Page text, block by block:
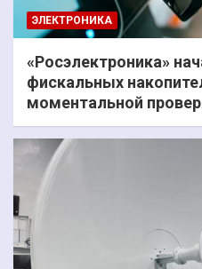
ЭЛЕКТРОНИКА
«Росэлектроника»
фискальных
моментальной